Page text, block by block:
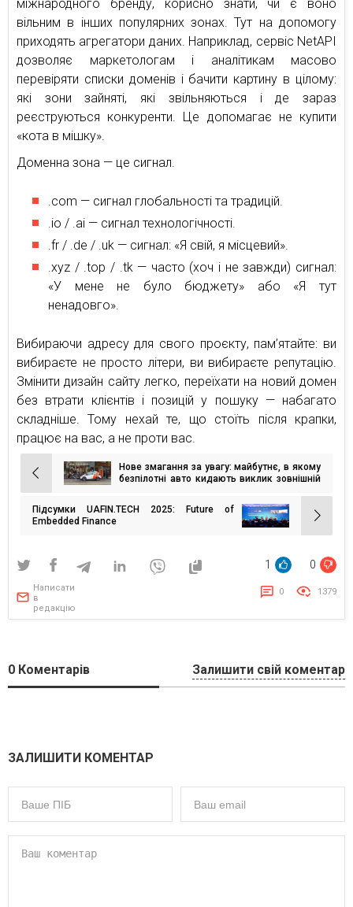
міжнародного бренду, корисно знати, чи є воно
вільним в інших популярних зонах. Тут на допомогу
приходять агрегатори даних. Наприклад, сервіс NetAPI
дозволяє маркетологам і аналітикам масово
перевіряти списки доменів і бачити картину в цілому:
які зони зайняті, які звільняються і де зараз
реєструються конкуренти. Це допомагає не купити
«кота в мішку».
Доменна зона — це сигнал.
.com — сигнал глобальності та традицій.
.io / .ai — сигнал технологічності.
.fr / .de / .uk — сигнал: «Я свій, я місцевий».
.xyz / .top / .tk — часто (хоч і не завжди) сигнал:
«У мене не було бюджету» або «Я тут
ненадовго».
Вибираючи адресу для свого проєкту, пам’ятайте: ви
вибираєте не просто літери, ви вибираєте репутацію.
Змінити дизайн сайту легко, переїхати на новий домен
без втрати клієнтів і позицій у пошуку — набагато
складніше. Тому нехай те, що стоїть після крапки,
працює на вас, а не проти вас.
Навігація
записів
Нове змагання за увагу: майбутнє, в якому
безпілотні авто кидають виклик зовнішній
Підсумки UAFIN.TECH 2025: Future of
Embedded Finance
1 0
Написати
в
редакцію
0 1379
0 Коментарів Залишити свій коментар
ЗАЛИШИТИ КОМЕНТАР